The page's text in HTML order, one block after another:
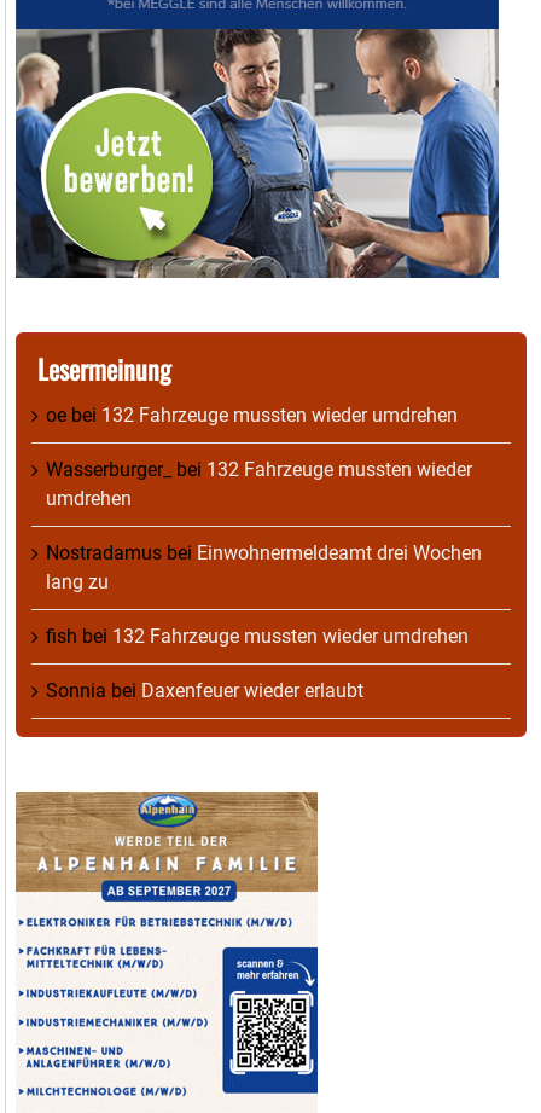
Lesermeinung
oe bei 132 Fahrzeuge mussten wieder umdrehen
Wasserburger_ bei 132 Fahrzeuge mussten wieder
umdrehen
Nostradamus bei Einwohnermeldeamt drei Wochen
lang zu
fish bei 132 Fahrzeuge mussten wieder umdrehen
Sonnia bei Daxenfeuer wieder erlaubt